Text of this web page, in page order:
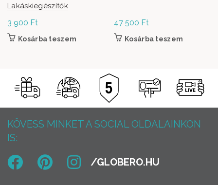
Lakáskiegészítők
3 900 Ft
Kosárba teszem
47 500 Ft
Kosárba teszem
KÖVESS MINKET A SOCIAL OLDALAINKON
IS: